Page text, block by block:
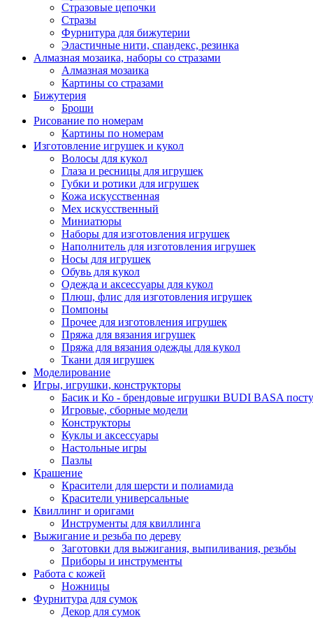
Стразовые цепочки
Стразы
Фурнитура для бижутерии
Эластичные нити, спандекс, резинка
Алмазная мозаика, наборы со стразами
Алмазная мозаика
Картины co стразами
Бижутерия
Броши
Рисование по номерам
Картины по номерам
Изготовление игрушек и кукол
Волосы для кукол
Глаза и ресницы для игрушек
Губки и ротики для игрушек
Кожа искусственная
Мех искусственный
Миниатюры
Наборы для изготовления игрушек
Наполнитель для изготовления игрушек
Носы для игрушек
Обувь для кукол
Одежда и аксессуары для кукол
Плюш, флис для изготовления игрушек
Помпоны
Прочее для изготовления игрушек
Пряжа для вязания игрушек
Пряжа для вязания одежды для кукол
Ткани для игрушек
Моделирование
Игры, игрушки, конструкторы
Басик и Ко - брендовые игрушки BUDI BASA
Игровые, сборные модели
Конструкторы
Куклы и аксессуары
Настольные игры
Пазлы
Крашение
Красители для шерсти и полиамида
Красители универсальные
Квиллинг и оригами
Инструменты для квиллинга
Выжигание и резьба по дереву
Заготовки для выжигания, выпиливания, резьбы
Приборы и инструменты
Работа с кожей
Ножницы
Фурнитура для сумок
Декор для сумок